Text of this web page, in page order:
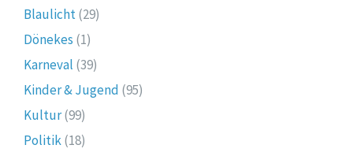
Blaulicht(29)
Dönekes (1)
Karneval (39)
Kinder & Jugend (95)
Kultur(99)
Politik(18)